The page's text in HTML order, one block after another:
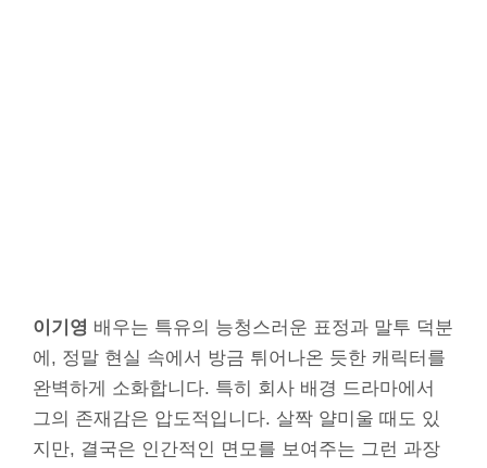
이기영 배우는 특유의 능청스러운 표정과 말투 덕분
에, 정말 현실 속에서 방금 튀어나온 듯한 캐릭터를
완벽하게 소화합니다. 특히 회사 배경 드라마에서
그의 존재감은 압도적입니다. 살짝 얄미울 때도 있
지만, 결국은 인간적인 면모를 보여주는 그런 과장